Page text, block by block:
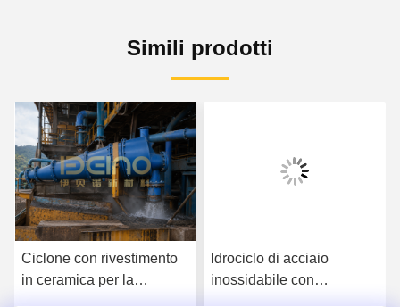
Simili prodotti
Ciclone con rivestimento
in ceramica per la
Idrociclo di acciaio
inossidabile con